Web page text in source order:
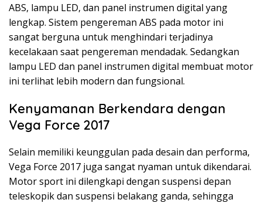
ABS, lampu LED, dan panel instrumen digital yang
lengkap. Sistem pengereman ABS pada motor ini
sangat berguna untuk menghindari terjadinya
kecelakaan saat pengereman mendadak. Sedangkan
lampu LED dan panel instrumen digital membuat motor
ini terlihat lebih modern dan fungsional.
Kenyamanan Berkendara dengan
Vega Force 2017
Selain memiliki keunggulan pada desain dan performa,
Vega Force 2017 juga sangat nyaman untuk dikendarai.
Motor sport ini dilengkapi dengan suspensi depan
teleskopik dan suspensi belakang ganda, sehingga